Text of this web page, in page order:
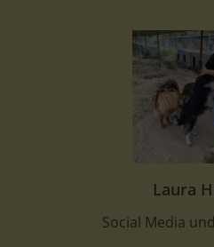
Laura
Social Media